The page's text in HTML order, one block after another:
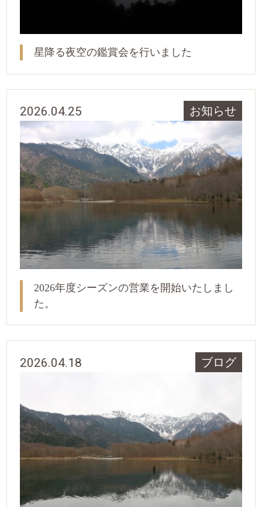
星降る夜空の鑑賞会を行いました
2026.04.25 お知らせ
2026年度シーズンの営業を開始いたしまし
た。
2026.04.18 ブログ